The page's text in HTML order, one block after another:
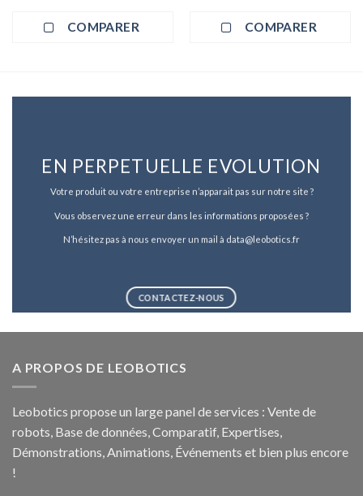
COMPARER COMPARER
EN PERPETUELLE EVOLUTION
Votre produit ou votre entreprise n’apparait pas sur notre site ?
Vous observez une erreur dans les informations proposées ?
N’hésitez pas à nous envoyer un mail à data@leobotics.fr
CONTACTEZ-NOUS
A PROPOS DE LEOBOTICS
Leobotics propose un large panel de services : Vente de
robots, Base de données, Comparatif, Expertises,
Démonstrations, Animations, Événements et bien plus encore
!